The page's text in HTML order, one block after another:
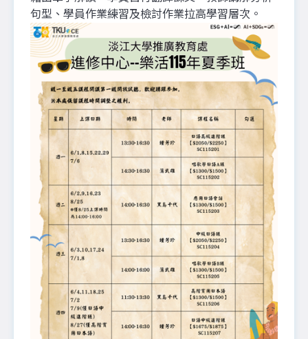
句型、學員作業練習及檢討作業拉高學習層次。